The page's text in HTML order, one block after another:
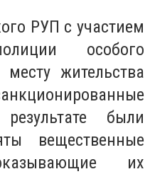
РУП с участием
особого
жительства
были
вещественные
их